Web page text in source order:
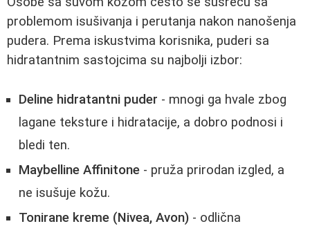
problemom isušivanja i perutanja nakon nanošenja
pudera. Prema iskustvima korisnika, puderi sa
hidratantnim sastojcima su najbolji izbor:
Deline hidratantni puder - mnogi ga hvale zbog
lagane teksture i hidratacije, a dobro podnosi i
bledi ten.
Maybelline Affinitone - pruža prirodan izgled, a
ne isušuje kožu.
Tonirane kreme (Nivea, Avon) - odlična